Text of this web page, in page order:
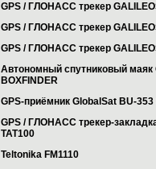
GPS / ГЛОНАСС трекер
GPS / ГЛОНАСС трекер
GPS / ГЛОНАСС трекер
Автономный спутниковый маяк
BOXFINDER
GPS-приёмник GlobalSat BU-353
GPS / ГЛОНАСС трекер-
TAT100
Teltonika FM1110